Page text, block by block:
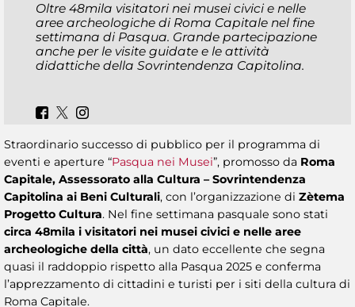
Oltre 48mila visitatori nei musei civici e nelle
aree archeologiche di Roma Capitale nel fine
settimana di Pasqua. Grande partecipazione
anche per le visite guidate e le attività
didattiche della Sovrintendenza Capitolina.
Straordinario successo di pubblico per il programma di
eventi e aperture “Pasqua nei Musei”, promosso da Roma
Capitale, Assessorato alla Cultura – Sovrintendenza
Capitolina ai Beni Culturali, con l’organizzazione di Zètema
Progetto Cultura. Nel fine settimana pasquale sono stati
circa 48mila i visitatori nei musei civici e nelle aree
archeologiche della città, un dato eccellente che segna
quasi il raddoppio rispetto alla Pasqua 2025 e conferma
l’apprezzamento di cittadini e turisti per i siti della cultura di
Roma Capitale.